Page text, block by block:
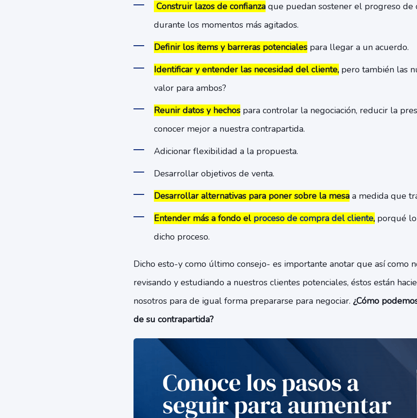
Construir lazos de confianzaque puedan sostener el progreso de
durante los momentos más agitados.
Definir los items y barreras potencialespara llegar a un acuerdo.
Identificar y entender las necesidad del cliente,pero también las
valor para ambos?
Reunir datos y hechos para controlar la negociación, reducir la
conocer mejor a nuestra contrapartida.
Adicionar flexibilidad a la propuesta.
Desarrollar objetivos de venta.
Desarrollar alternativas para poner sobre la mesaa medida que
Entender más a fondo el proceso de compra del cliente,porqué lo
dicho proceso.
Dicho esto-y como último consejo- es importante anotar que así como
revisando y estudiando a nuestros clientes potenciales, éstos están
nosotros para de igual forma prepararse para negociar. ¿Cómo
de su contrapartida?